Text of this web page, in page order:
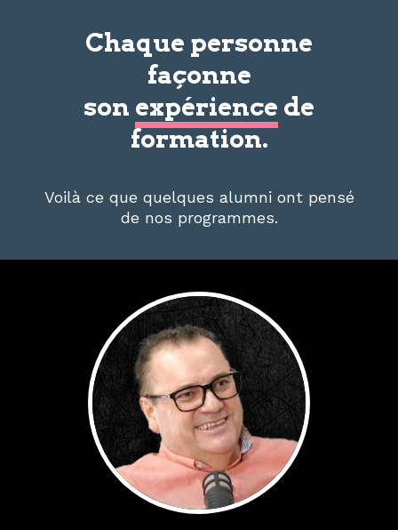
Chaque personne
façonne
son expérience de
formation.
Voilà ce que quelques alumni ont pensé
de nos programmes.